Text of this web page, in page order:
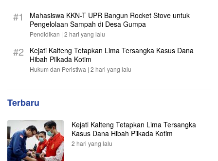
#1
Mahasiswa KKN-T UPR Bangun Rocket Stove untuk
Pengelolaan Sampah di Desa Gumpa
Pendidikan | 2 hari yang lalu
#2
Kejati Kalteng Tetapkan Lima Tersangka Kasus Dana
Hibah Pilkada Kotim
Hukum dan Peristiwa | 2 hari yang lalu
Terbaru
Kejati Kalteng Tetapkan Lima Tersangka
Kasus Dana Hibah Pilkada Kotim
2 hari yang lalu